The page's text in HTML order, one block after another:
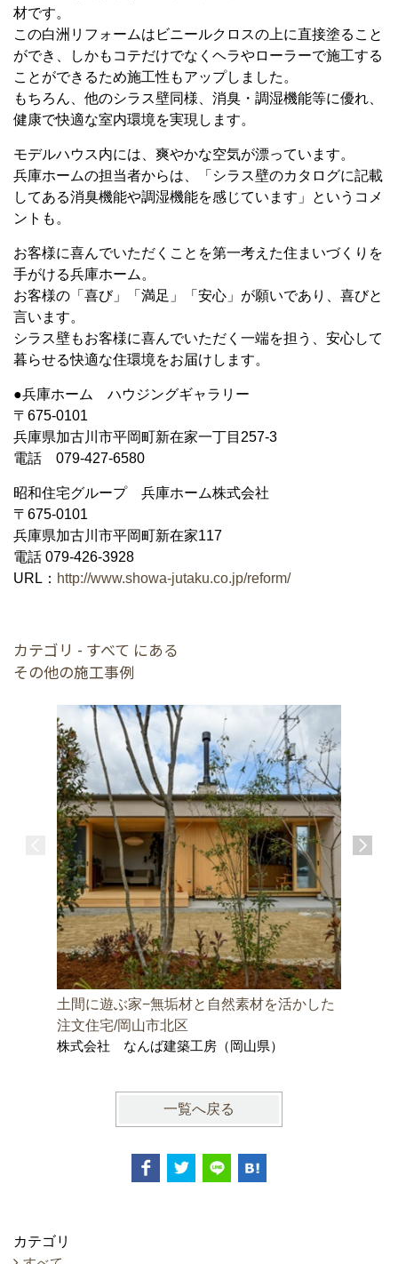
材です。
この白洲リフォームはビニールクロスの上に直接塗ること
ができ、しかもコテだけでなくヘラやローラーで施工する
ことができるため施工性もアップしました。
もちろん、他のシラス壁同様、消臭・調湿機能等に優れ、
健康で快適な室内環境を実現します。
モデルハウス内には、爽やかな空気が漂っています。
兵庫ホームの担当者からは、「シラス壁のカタログに記載
してある消臭機能や調湿機能を感じています」というコメ
ントも。
お客様に喜んでいただくことを第一考えた住まいづくりを
手がける兵庫ホーム。
お客様の「喜び」「満足」「安心」が願いであり、喜びと
言います。
シラス壁もお客様に喜んでいただく一端を担う、安心して
暮らせる快適な住環境をお届けします。
●兵庫ホーム ハウジングギャラリー
〒675-0101
兵庫県加古川市平岡町新在家一丁目257-3
電話 079-427-6580
昭和住宅グループ 兵庫ホーム株式会社
〒675-0101
兵庫県加古川市平岡町新在家117
電話 079-426-3928
URL： http://www.showa-jutaku.co.jp/reform/
カテゴリ - すべて にある
その他の施工事例
土間に遊ぶ家−無垢材と自然素材を活かした
注文住宅/岡山市北区
株式会社 なんば建築工房（岡山県）
一覧へ戻る
カテゴリ